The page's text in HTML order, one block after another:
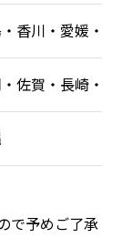
香川・愛媛・高
佐賀・長崎・
で予めご了承